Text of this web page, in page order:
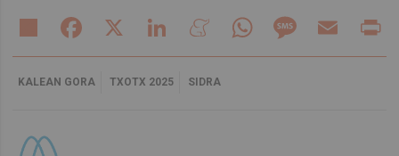
Share Facebook LinkedIn MeneameWhatsAppMessageEmail
KALEAN GORA TXOTX 2025 SIDRA